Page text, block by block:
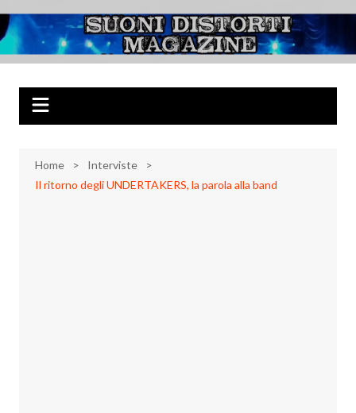
al
contenuto
Suoni Distorti
Magazine
Musica Rock, Metal, Punk e varie sonorità alternative
Home
Interviste
Il ritorno degli UNDERTAKERS, la parola alla band